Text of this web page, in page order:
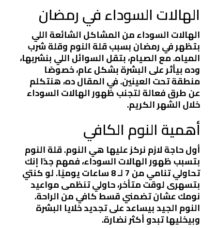
الهالات السوداء في رمضان
الهالات السوداء من المشاكل الشائعة اللي
بتظهر في رمضان بسبب قلة النوم وقلة شرب
المياه. مع الصيام، بتقل السوائل اللي بنشربها،
وده بيأثر على البشرة بشكل عام، خصوصًا
منطقة تحت العينين. في المقال ده، هنتكلم
عن طرق فعالة لتجنب ظهور الهالات السوداء
خلال الشهر الكريم.
أهمية النوم الكافي
أول حاجة لازم نركز عليها هي النوم. قلة النوم
بتسبب ظهور الهالات السوداء، فمهم جدًا إنك
تحاولي تنامي من 7 لـ 8 ساعات يوميًا. لو كنتي
بتسهرى لوقت متأخر، حاولي تنظمى مواعيد
نومك عشان تضمني قسط كافي من الراحة.
النوم الجيد بيساعد على تجديد خلايا البشرة
وبيخليها تبدو أكثر نضارة.